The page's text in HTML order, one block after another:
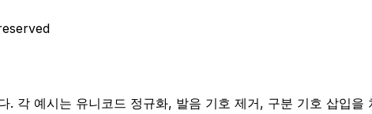
. 각 예시는 유니코드 정규화, 발음 기호 제거, 구분 기호 삽입을